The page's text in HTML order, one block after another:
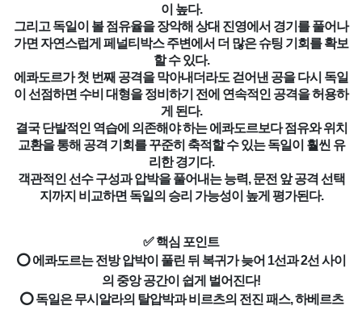
이 높다.
그리고 독일이 볼 점유율을 장악해 상대 진영에서 경기를 풀어나
가면 자연스럽게 페널티박스 주변에서 더 많은 슈팅 기회를 확보
할 수 있다.
에콰도르가 첫 번째 공격을 막아내더라도 걷어낸 공을 다시 독일
이 선점하면 수비 대형을 정비하기 전에 연속적인 공격을 허용하
게 된다.
결국 단발적인 역습에 의존해야 하는 에콰도르보다 점유와 위치
교환을 통해 공격 기회를 꾸준히 축적할 수 있는 독일이 훨씬 유
리한 경기다.
객관적인 선수 구성과 압박을 풀어내는 능력, 문전 앞 공격 선택
지까지 비교하면 독일의 승리 가능성이 높게 평가된다.
✅ 핵심 포인트
⭕ 에콰도르는 전방 압박이 풀린 뒤 복귀가 늦어 1선과 2선 사이
의 중앙 공간이 쉽게 벌어진다!
⭕ 독일은 무시알라의 탈압박과 비르츠의 전진 패스, 하베르츠